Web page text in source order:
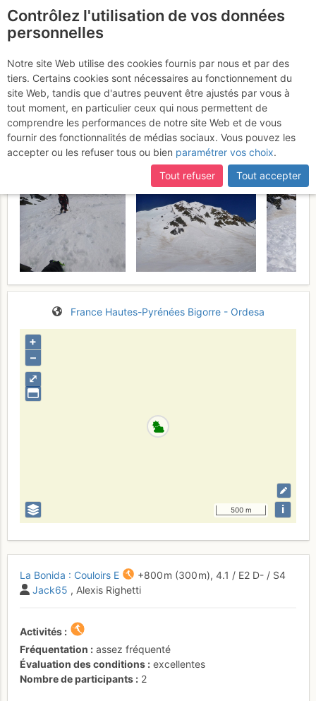
La Bonida : Couloirs E
Mardi 21 février 2017
France Hautes-Pyrénées Bigorre - Ordesa
⤢
+
–
500 m i
La Bonida : Couloirs E +800 m (300 m), 4.1 / E2 D- / S4
Jack65 , Alexis Righetti
Activités
Fréquentation
assez fréquenté
Évaluation des conditions
excellentes
Nombre de participants
2
Contrôlez l'utilisation de vos données
personnelles
Notre site Web utilise des cookies fournis par nous et par des
tiers. Certains cookies sont nécessaires au fonctionnement du
site Web, tandis que d'autres peuvent être ajustés par vous à
tout moment, en particulier ceux qui nous permettent de
comprendre les performances de notre site Web et de vous
fournir des fonctionnalités de médias sociaux. Vous pouvez les
accepter ou les refuser tous ou bien paramétrer vos choix.
Tout refuser
Tout accepter